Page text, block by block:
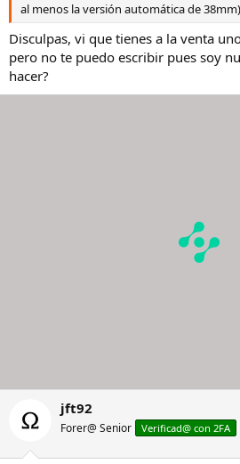
al menos la versión automática de
Disculpas, vi que tienes a la venta
pero no te puedo escribir pues soy
hacer?
jft92
Forer@ Senior Verificad@ con 2FA